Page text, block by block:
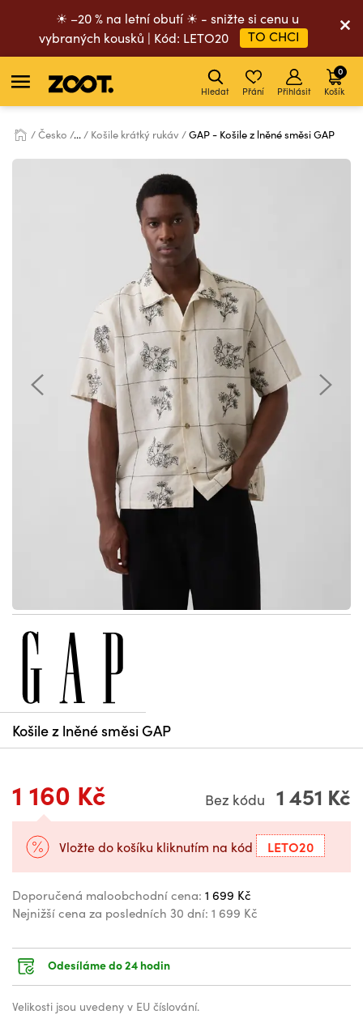
☀ –20 % na letní obutí ☀ - snižte si cenu u
vybraných kousků | Kód: LETO20
TO CHCI
Hledat Přání Přihlásit Košík
0
Česko ... Košile krátký rukáv GAP - Košile z lněné směsi GAP
Košile z lněné směsi GAP
1 160 Kč Bez kódu 1 451 Kč
Vložte do košíku kliknutím na kód LETO20
Doporučená maloobchodní cena: 1 699 Kč
Nejnižší cena za posledních 30 dní: 1 699 Kč
Odesíláme do 24 hodin
Velikosti jsou uvedeny v EU číslování.